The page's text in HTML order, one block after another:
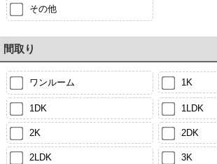
その他
間取り
ワンルーム 1K
1DK 1LDK
2K 2DK
2LDK 3K